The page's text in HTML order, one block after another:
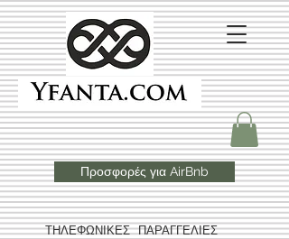
ΤΗΛΕΦΩΝΙΚΕΣ ΠΑΡΑΓΓΕΛΙΕΣ
Προσφορές για AirBnb